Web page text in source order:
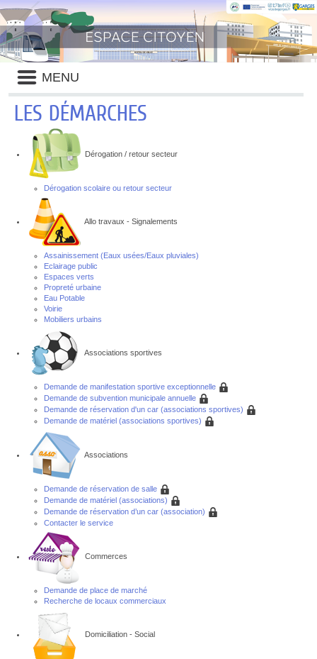
Liste
des
avertissements
MENU
LES DÉMARCHES
Dérogation / retour secteur
Dérogation scolaire ou retour secteur
Allo travaux - Signalements
Assainissement (Eaux usées/Eaux pluviales)
Eclairage public
Espaces verts
Propreté urbaine
Eau Potable
Voirie
Mobiliers urbains
Associations sportives
Demande de manifestation sportive exceptionnelle
Demande de subvention municipale annuelle
Demande de réservation d'un car (associations sportives)
Demande de matériel (associations sportives)
Associations
Demande de réservation de salle
Demande de matériel (associations)
Demande de réservation d’un car (association)
Contacter le service
Commerces
Demande de place de marché
Recherche de locaux commerciaux
Domiciliation - Social